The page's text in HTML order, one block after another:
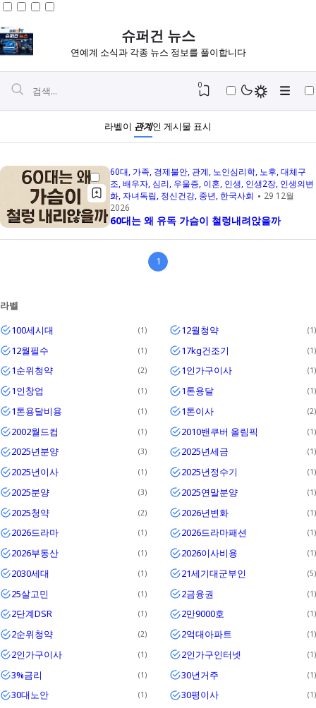
슈퍼건 뉴스
연예계 소식과 각종 뉴스 정보를 풀이합니다
Textrim
0
라벨이 관계인 게시물 표시
60대 가족 경제불안 관계 노인심리학 노후 대체구
조 배우자 심리 우울증 이혼 인생 인생2장 인생의변
화 자녀독립 정신건강 중년 한국사회
29 12월
2026
60대는 왜 유독 가슴이 철렁내려앉을까
1
라벨
100세시대
1 12월청약 1
12월필수 1 17kg건조기 1
1순위청약 2 1인가구이사 1
1인창업 1 1톤용달 1
1톤용달비용 1 1톤이사 2
2002월드컵 1 2010밴쿠버 올림픽 1
2025년분양 3 2025년세금 1
2025년이사 1 2025년정수기 1
2025분양 3 2025연말분양 1
2025청약 2 2026년변화 1
2026드라마 1 2026드라마패션 1
2026부동산 1 2026이사비용 1
2030세대 1 21세기대군부인 5
25살고민 1 2금융권 1
2단계DSR 1 2만9000호 1
2순위청약 2 2억대아파트 1
2인가구이사 1 2인가구인터넷 1
3%금리 1 30년거주 1
30대노안 1 30평이사 1